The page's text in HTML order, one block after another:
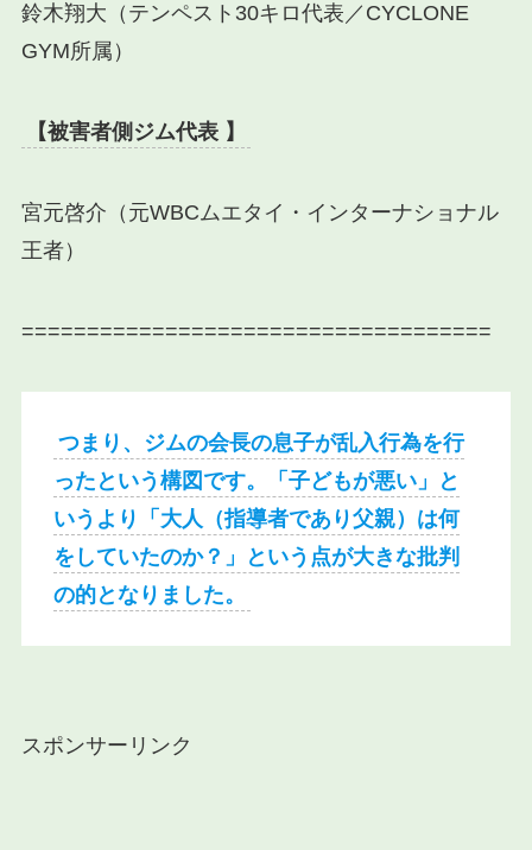
鈴木翔大（テンペスト30キロ代表／CYCLONE
GYM所属）
【被害者側ジム代表 】
宮元啓介（元WBCムエタイ・インターナショナル
王者）
====================================
つまり、ジムの会長の息子が乱入行為を行
ったという構図です。「子どもが悪い」と
いうより「大人（指導者であり父親）は何
をしていたのか？」という点が大きな批判
の的となりました。
スポンサーリンク